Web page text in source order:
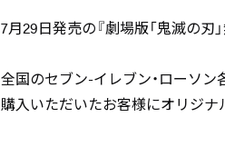
7月29日発売の『劇場版「鬼滅の刃
全国のセブン-イレブン・ローソン
購入いただいたお客様にオリジナ